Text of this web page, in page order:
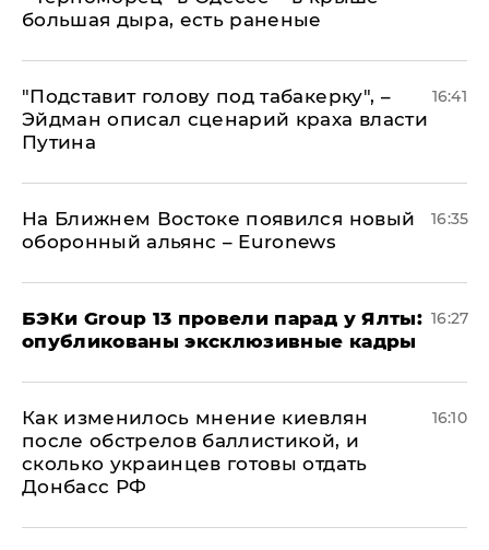
большая дыра, есть раненые
​"Подставит голову под табакерку", –
Эйдман описал сценарий краха власти
Путина
16:41
На Ближнем Востоке появился новый
оборонный альянс – Euronews
16:35
​БЭКи Group 13 провели парад у Ялты:
опубликованы эксклюзивные кадры
16:27
Как изменилось мнение киевлян
после обстрелов баллистикой, и
сколько украинцев готовы отдать
Донбасс РФ
16:10